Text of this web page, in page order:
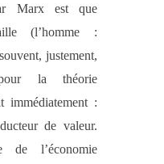
Marx est que
(l’homme :
justement,
la théorie
immédiatement :
de valeur.
de l’économie